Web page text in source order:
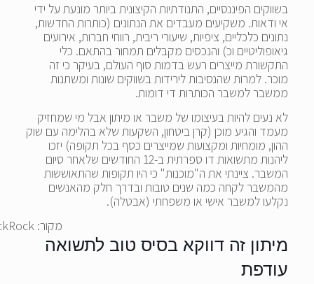
בשווקים הפיננסיים, התנודתיות הקיצונית ביותר מונעת על ידי
אי ודאות. משקיעים מעבדים את הנתונים (כותרות החדשות,
נתונים כלכליים, ציפיות, שיעורי ריבית, רווחי חברות, אירועים
גיאופוליטיים וכׂ) והנכסים מקבלים תמחור בהתאם. כלי
התקשורת מייצרים רעש בדמות סוף העולם, בעיקר כי זה
מוכר. למרות שהנסיבות לירידות בשווקים שונות ומשתנות
ממשבר למשבר הכותרות די דומות.
לא נעים להיות בעיצומו של משבר או מיתון אבל מי שמחזיק
מעמד והגיע מוכן (קרן ביטחון, השקעות שלא בהלימה עם שוק
ההון, מומחיות ומקצועות שמייצרים כסף בכל תקופה) יזכו
ליהנות מתשואות דו ספרתית ב-12 החודשים שלאחר סיום
המשבר. ציינתי את ה"מוכנות" כי היו תקופות שהתאוששות
מהמשבר לקחה כמה שנים טובות ובדרך חלק מהאנשים
נקלעו למשבר אישי או משפחתי (אבטלה).
מקור: BlackRock. נתונים מ-Morningstar נכון ל-31/12/21.
מיתון זה דווקא בסיס טוב לתשואה
עודפת